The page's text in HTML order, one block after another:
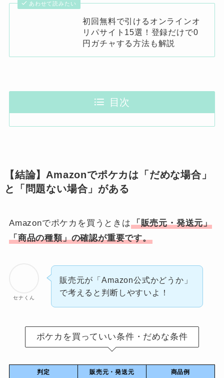
あわせて読みたい
初回無料で引けるオンラインオ
リパサイト15選！登録だけで0
円ガチャする方法も解説
目次
【結論】Amazonでポケカは「だめな場合」
と「問題ない場合」がある
Amazonでポケカを買うときは 「販売元・発送元」
「商品の種類」の確認が重要です。
セナくん
販売元が「Amazon公式かどうか」
で考えると判断しやすいよ！
ポケカを買っていい条件・だめな条件
判定 販売元・発送元 商品例